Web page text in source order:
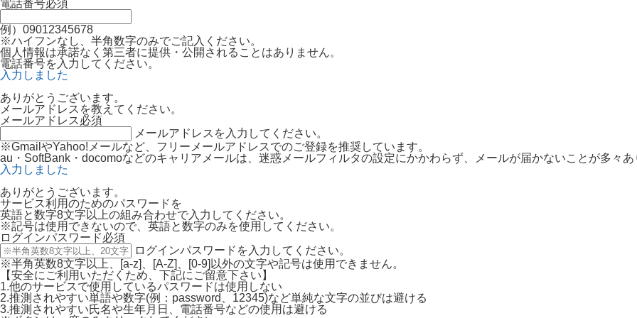
電話番号必須
例）09012345678
※ハイフンなし、半角数字のみでご記入ください。
個人情報は承諾なく第三者に提供・公開されることはありません。
電話番号を入力してください。
入力しました
ありがとうございます。
メールアドレスを教えてください。
メールアドレス必須
メールアドレスを入力してください。
※GmailやYahoo!メールなど、フリーメールアドレスでのご登録を推奨しています。
au・SoftBank・docomoなどのキャリアメールは、迷惑メールフィルタの設定にかかわらず、メールが届かないことが多々あ
入力しました
ありがとうございます。
サービス利用のためのパスワードを
英語と数字8文字以上の組み合わせで入力してください。
※記号は使用できないので、英語と数字のみを使用してください。
ログインパスワード必須
ログインパスワードを入力してください。
※半角英数8文字以上、[a-z]、[A-Z]、[0-9]以外の文字や記号は使用できません。
【安全にご利用いただくため、下記にご留意下さい】
1.他のサービスで使用しているパスワードは使用しない
2.推測されやすい単語や数字(例：password、12345)など単純な文字の並びは避ける
3.推測されやすい氏名や生年月日、電話番号などの使用は避ける